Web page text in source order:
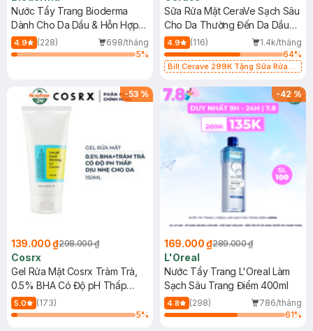
Nước Tẩy Trang Bioderma
Dành Cho Da Dầu & Hỗn Hợp
500ml
4.9 (228)
698/tháng
5%
Sữa Rửa Mặt CeraVe Sạch Sâu
Cho Da Thường Đến Da Dầu
473ml
4.9 (116)
1.4k/tháng
64%
Bill Cerave 299K Tặng Sữa Rửa
-53 %
139.000 ₫298.000 ₫
Cosrx
Gel Rửa Mặt Cosrx Tràm Trà,
0.5% BHA Có Độ pH Thấp
150ml
5.0
(173)
5%
-42%
169.000 ₫289.000 ₫
L'Oreal
Nước Tẩy Trang L'Oreal Làm
Sạch Sâu Trang Điểm 400ml
4.8 (298)
786/tháng
61%